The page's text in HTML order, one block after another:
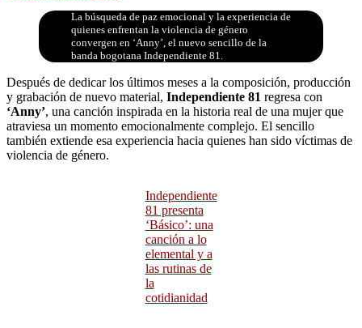
La búsqueda de paz emocional y la experiencia de
quienes enfrentan la violencia de género
convergen en ‘Anny’, el nuevo sencillo de la
banda bogotana Independiente 81.
Después de dedicar los últimos meses a la composición, producción
y grabación de nuevo material, Independiente 81 regresa con
‘Anny’, una canción inspirada en la historia real de una mujer que
atraviesa un momento emocionalmente complejo. El sencillo
también extiende esa experiencia hacia quienes han sido víctimas de
violencia de género.
Independiente
81 presenta
‘Básico’: una
canción a lo
elemental y a
las rutinas de
la
cotidianidad